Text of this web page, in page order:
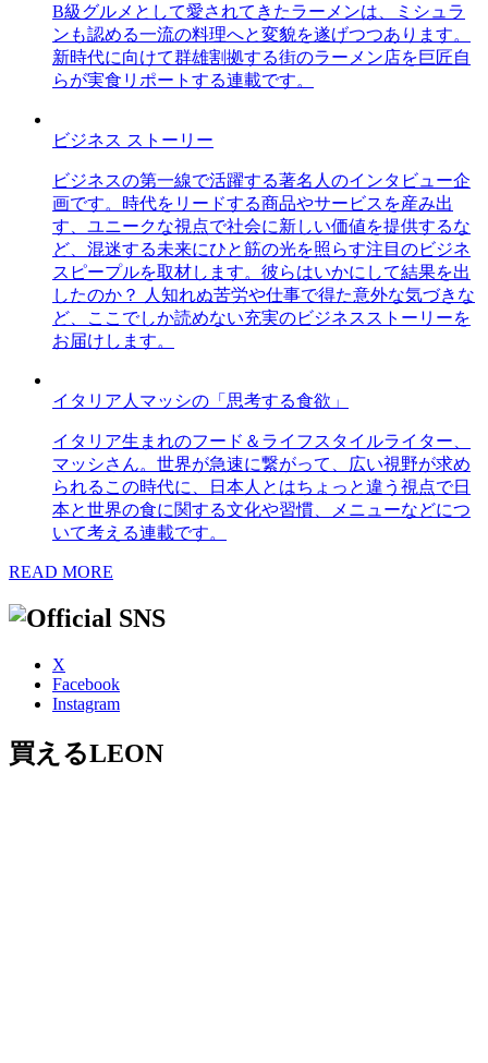
B級グルメとして愛されてきたラーメンは、ミシュラ
ンも認める一流の料理へと変貌を遂げつつあります。
新時代に向けて群雄割拠する街のラーメン店を巨匠自
らが実食リポートする連載です。
ビジネス ストーリー
ビジネスの第一線で活躍する著名人のインタビュー企
画です。時代をリードする商品やサービスを産み出
す、ユニークな視点で社会に新しい価値を提供するな
ど、混迷する未来にひと筋の光を照らす注目のビジネ
スピープルを取材します。彼らはいかにして結果を出
したのか？ 人知れぬ苦労や仕事で得た意外な気づきな
ど、ここでしか読めない充実のビジネスストーリーを
お届けします。
イタリア人マッシの「思考する食欲」
イタリア生まれのフード＆ライフスタイルライター、
マッシさん。世界が急速に繋がって、広い視野が求め
られるこの時代に、日本人とはちょっと違う視点で日
本と世界の食に関する文化や習慣、メニューなどにつ
いて考える連載です。
READ MORE
X
Facebook
Instagram
買えるLEON